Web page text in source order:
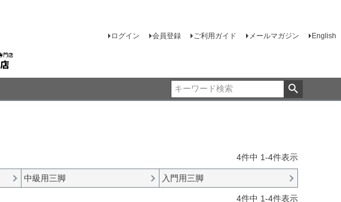
ログイン 会員登録 ご利用ガイド メールマガジン English
4件中 1-4件表示
中級用三脚 入門用三脚
4件中 1-4件表示